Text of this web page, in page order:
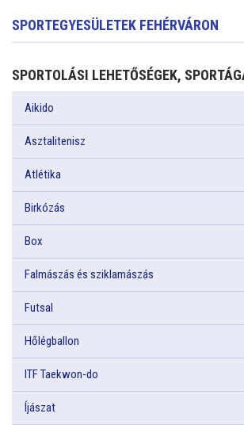
SPORTEGYESÜLETEK FEHÉRVÁRON
SPORTOLÁSI LEHETŐSÉGEK,
Aikido
Asztalitenisz
Atlétika
Birkózás
Box
Falmászás és sziklamászás
Futsal
Hőlégballon
ITF Taekwon-do
Íjászat